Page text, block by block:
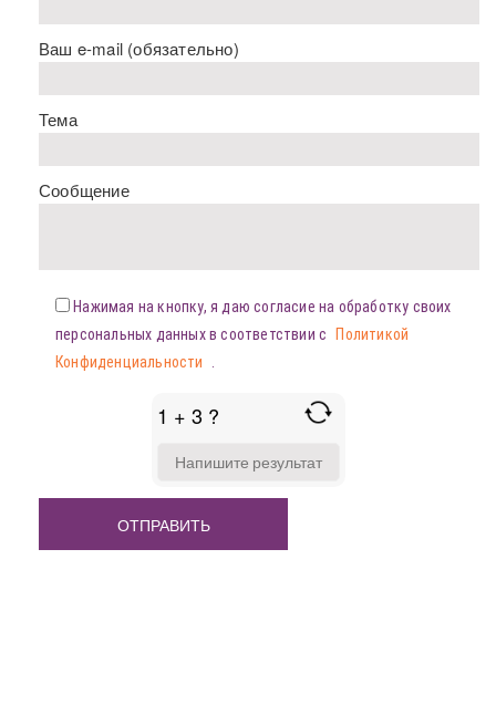
Ваш e-mail (обязательно)
Тема
Сообщение
Нажимая на кнопку, я даю согласие на обработку своих
персональных данных в соответствии с
Политикой
Конфиденциальности
1 + 3 ?
FOR
+